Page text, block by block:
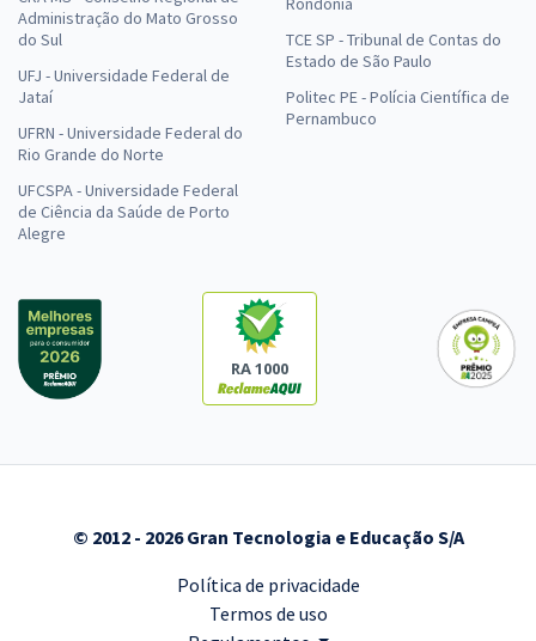
Administração do Mato Grosso
do Sul
UFJ - Universidade Federal de
Jataí
UFRN - Universidade Federal do
Rio Grande do Norte
UFCSPA - Universidade Federal
de Ciência da Saúde de Porto
Alegre
TCE SP - Tribunal de Contas do
Estado de São Paulo
Politec PE - Polícia Científica de
Pernambuco
RA 1000
© 2012 - 2026 Gran Tecnologia e Educação S/A
Política de privacidade
Termos de uso